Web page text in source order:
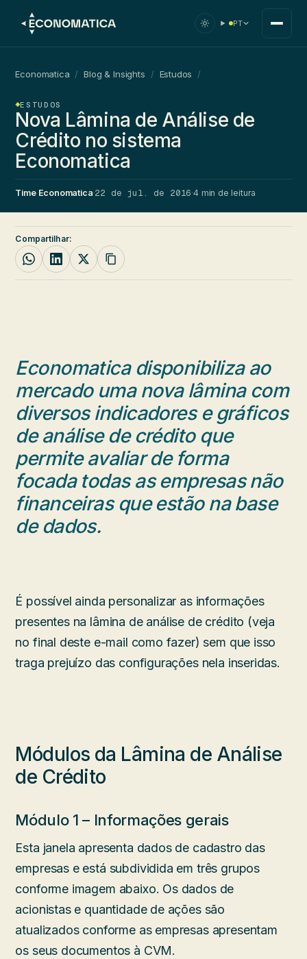
PT
Economatica / Blog & Insights / Estudos /
ESTUDOS
Nova Lâmina de Análise de
Crédito no sistema
Economatica
Time Economatica·22 de jul. de 2016·4 min de leitura
Compartilhar:
Economatica disponibiliza ao
mercado uma nova lâmina com
diversos indicadores e gráficos
de análise de crédito que
permite avaliar de forma
focada todas as empresas não
financeiras que estão na base
de dados.
É possível ainda personalizar as informações
presentes na lâmina de análise de crédito (veja
no final deste e-mail como fazer) sem que isso
traga prejuízo das configurações nela inseridas.
Módulos da Lâmina de Análise
de Crédito
Módulo 1 – Informações gerais
Esta janela apresenta dados de cadastro das
empresas e está subdividida em três grupos
conforme imagem abaixo. Os dados de
acionistas e quantidade de ações são
atualizados conforme as empresas apresentam
os seus documentos à CVM.